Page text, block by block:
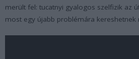
merült fel: tucatnyi gyalogos szelfizik az
most egy újabb problémára